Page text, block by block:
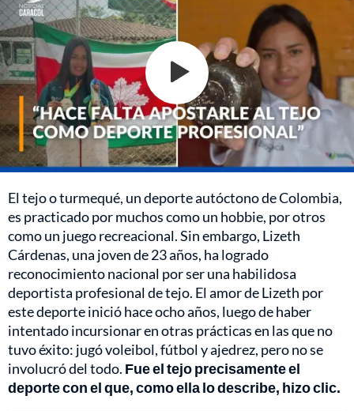
El tejo o turmequé, un deporte autóctono de Colombia,
es practicado por muchos como un hobbie, por otros
como un juego recreacional. Sin embargo, Lizeth
Cárdenas, una joven de 23 años, ha logrado
reconocimiento nacional por ser una habilidosa
deportista profesional de tejo. El amor de Lizeth por
este deporte inició hace ocho años, luego de haber
intentado incursionar en otras prácticas en las que no
tuvo éxito: jugó voleibol, fútbol y ajedrez, pero no se
involucró del todo. Fue el tejo precisamente el
deporte con el que, como ella lo describe, hizo clic.